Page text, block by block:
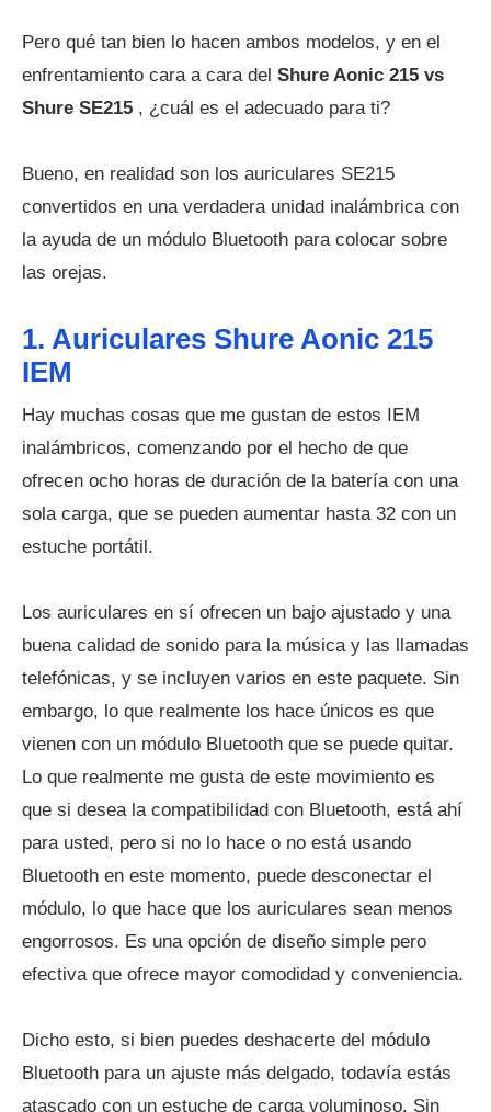
Pero qué tan bien lo hacen ambos modelos, y en el
enfrentamiento cara a cara del Shure Aonic 215 vs
Shure SE215 , ¿cuál es el adecuado para ti?
Bueno, en realidad son los auriculares SE215
convertidos en una verdadera unidad inalámbrica con
la ayuda de un módulo Bluetooth para colocar sobre
las orejas.
1. Auriculares Shure Aonic 215
IEM
Hay muchas cosas que me gustan de estos IEM
inalámbricos, comenzando por el hecho de que
ofrecen ocho horas de duración de la batería con una
sola carga, que se pueden aumentar hasta 32 con un
estuche portátil.
Los auriculares en sí ofrecen un bajo ajustado y una
buena calidad de sonido para la música y las llamadas
telefónicas, y se incluyen varios en este paquete. Sin
embargo, lo que realmente los hace únicos es que
vienen con un módulo Bluetooth que se puede quitar.
Lo que realmente me gusta de este movimiento es
que si desea la compatibilidad con Bluetooth, está ahí
para usted, pero si no lo hace o no está usando
Bluetooth en este momento, puede desconectar el
módulo, lo que hace que los auriculares sean menos
engorrosos. Es una opción de diseño simple pero
efectiva que ofrece mayor comodidad y conveniencia.
Dicho esto, si bien puedes deshacerte del módulo
Bluetooth para un ajuste más delgado, todavía estás
atascado con un estuche de carga voluminoso. Sin